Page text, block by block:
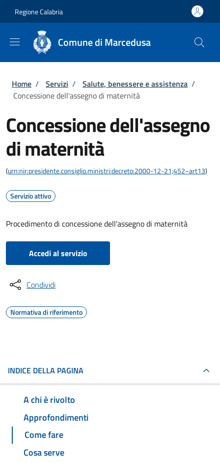
Regione Calabria
Comune di Marcedusa
Briciole di pane
Home / Servizi / Salute, benessere e assistenza /
Concessione dell'assegno di maternità
Concessione dell'assegno
di maternità
(urn:nir:presidente.consiglio.ministri:decreto:2000-12-21;452~art13)
Servizio attivo
Procedimento di concessione dell'assegno di maternità
Accedi al servizio
Condividi
Normativa di riferimento
INDICE DELLA PAGINA
A chi è rivolto
Approfondimenti
Come fare
Cosa serve